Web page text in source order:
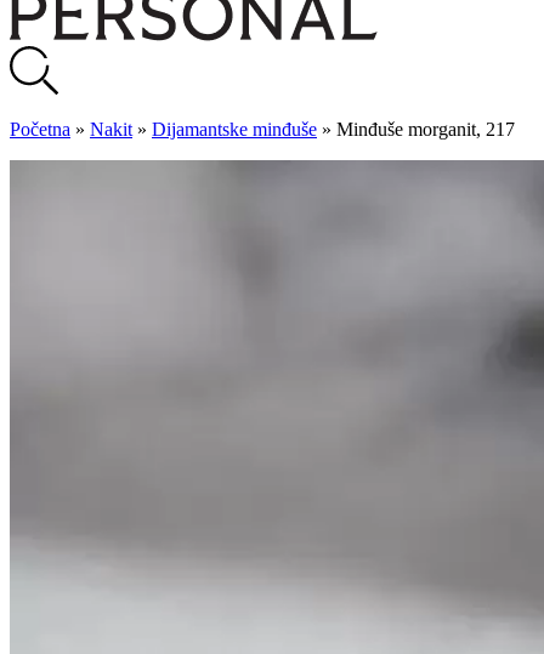
Početna » Nakit » Dijamantske minđuše » Minđuše morganit, 217